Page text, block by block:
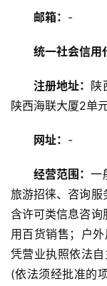
略
产
热
门
景
点
邮箱： -
统一社会信用
注册地址： 陕
陕西海联大厦2单
网址： -
经营范围：一
旅游招徕、咨询服
含许可类信息咨询
用百货销售；户
凭营业执照依法
(依法须经批准的